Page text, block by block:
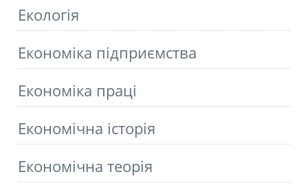
Екологія
Економіка підприємства
Економіка праці
Економічна історія
Економічна теорія